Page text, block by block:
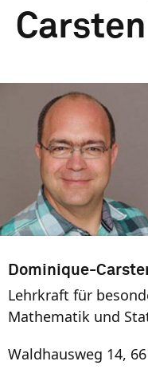
Dominique-
Lehrkraft für
Mathematik und
Waldhausweg 14,